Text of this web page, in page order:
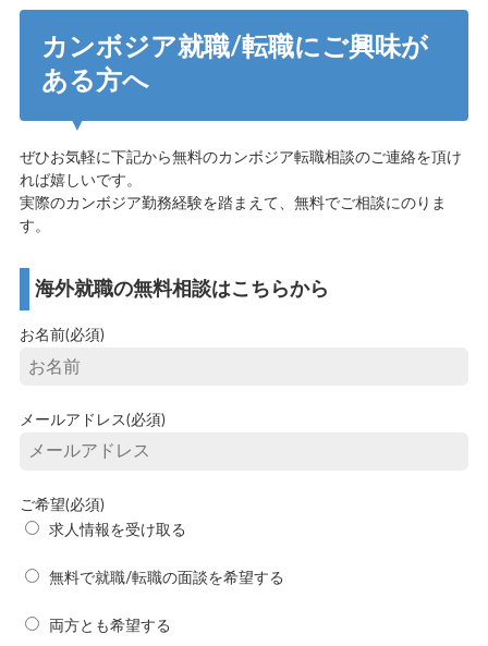
カンボジア就職/転職にご興味が
ある方へ
ぜひお気軽に下記から無料のカンボジア転職相談のご連絡を頂け
れば嬉しいです。
実際のカンボジア勤務経験を踏まえて、無料でご相談にのりま
す。
海外就職の無料相談はこちらから
お名前(必須)
メールアドレス(必須)
ご希望(必須)
求人情報を受け取る
無料で就職/転職の面談を希望する
両方とも希望する